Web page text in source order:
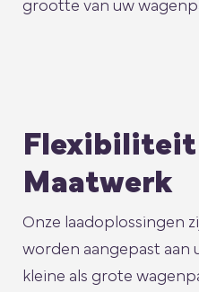
grootte van uw
Flexibiliteit
Maatwerk
Onze laadoplossingen
worden aangepast aan
kleine als grote